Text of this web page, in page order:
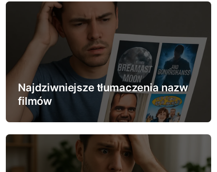
Najdziwniejsze tłumaczenia nazw
filmów